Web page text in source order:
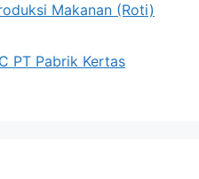
Makanan (Roti)
PT Pabrik Kertas